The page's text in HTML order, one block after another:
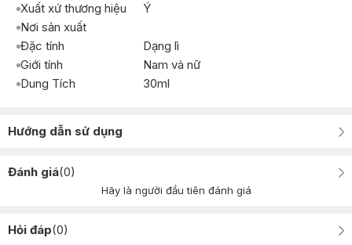
Xuất xứ thương hiệu
Ý
Nơi sản xuất
Đặc tính
Dạng lì
Giới tính
Nam và nữ
Dung Tích
30ml
Hướng dẫn sử dụng
Đánh giá(0)
Hãy là người đầu tiên đánh giá
Hỏi đáp(0)